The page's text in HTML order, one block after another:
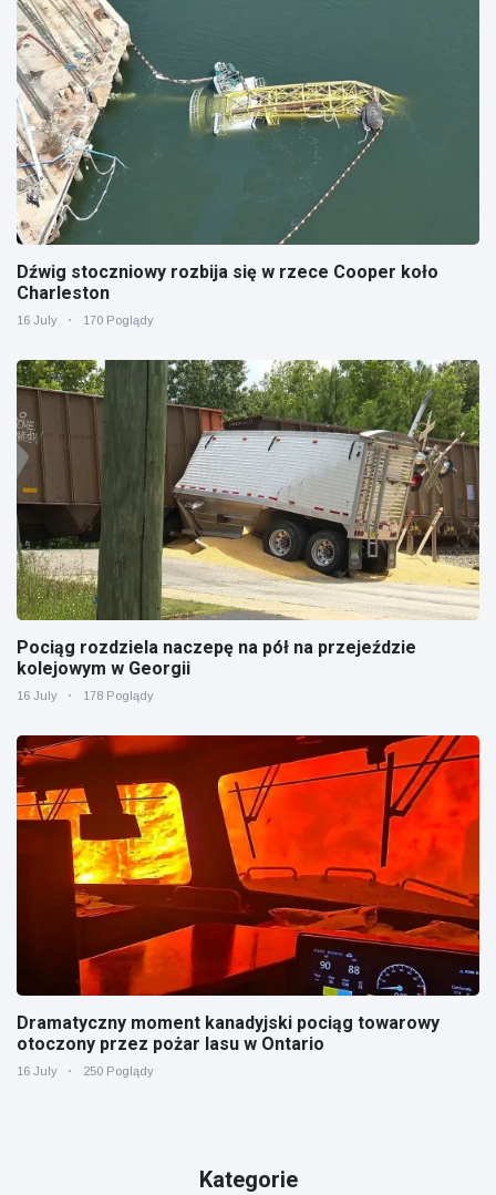
Dźwig stoczniowy rozbija się w rzece Cooper koło
Charleston
16 July 170 Poglądy
Pociąg rozdziela naczepę na pół na przejeździe
kolejowym w Georgii
16 July 178 Poglądy
Dramatyczny moment kanadyjski pociąg towarowy
otoczony przez pożar lasu w Ontario
16 July 250 Poglądy
Kategorie